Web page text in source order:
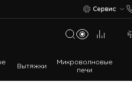
Сервис
Вытяжки Микроволновые
печи
Многодверные холодильники